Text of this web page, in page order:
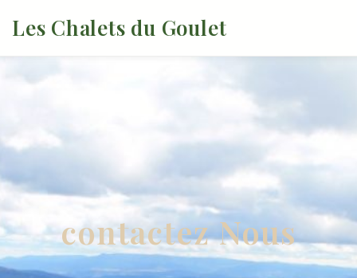
Les Chalets du Goulet
contactez Nous